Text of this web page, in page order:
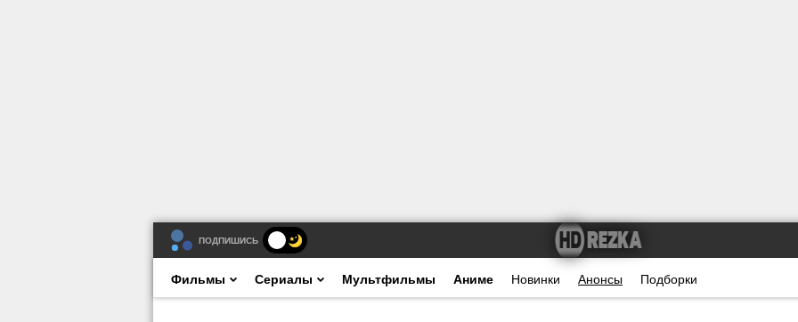
ПОДПИШИСЬ
Фильмы Сериалы Мультфильмы Аниме Новинки Анонсы Подборки